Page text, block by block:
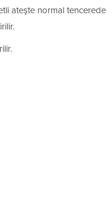
ateşte normal tencerede